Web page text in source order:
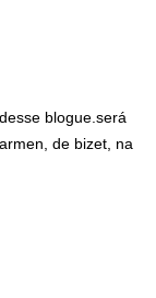
blogue.será
de bizet, na